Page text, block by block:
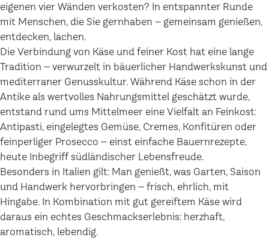
eigenen vier Wänden verkosten? In entspannter Runde
mit Menschen, die Sie gernhaben – gemeinsam genießen,
entdecken, lachen.
Die Verbindung von Käse und feiner Kost hat eine lange
Tradition – verwurzelt in bäuerlicher Handwerkskunst und
mediterraner Genusskultur. Während Käse schon in der
Antike als wertvolles Nahrungsmittel geschätzt wurde,
entstand rund ums Mittelmeer eine Vielfalt an Feinkost:
Antipasti, eingelegtes Gemüse, Cremes, Konfitüren oder
feinperliger Prosecco – einst einfache Bauernrezepte,
heute Inbegriff südländischer Lebensfreude.
Besonders in Italien gilt: Man genießt, was Garten, Saison
und Handwerk hervorbringen – frisch, ehrlich, mit
Hingabe. In Kombination mit gut gereiftem Käse wird
daraus ein echtes Geschmackserlebnis: herzhaft,
aromatisch, lebendig.